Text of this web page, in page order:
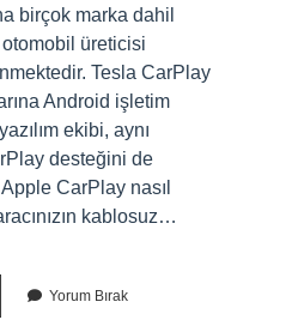
birçok marka dahil
üreticisi
Tesla CarPlay
Android işletim
ekibi, aynı
desteğini de
CarPlay nasıl
kablosuz…
Yorum Bırak